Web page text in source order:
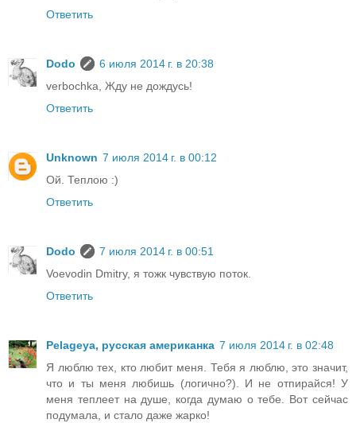
Ответить
Dodo
6 июля 2014 г. в 20:38
verbochka, Жду не дождусь!
Ответить
Unknown 7 июля 2014 г. в 00:12
Ой. Теплою :)
Ответить
Dodo
7 июля 2014 г. в 00:51
Voevodin Dmitry, я тожк чувствую поток.
Ответить
Pelageya, русская американка 7 июля 2014 г. в 02:48
Я люблю тех, кто любит меня. Тебя я люблю, это значит,
что и ты меня любишь (логично?). И не отпирайся! У
меня теплеет на душе, когда думаю о тебе. Вот сейчас
подумала, и стало даже жарко!